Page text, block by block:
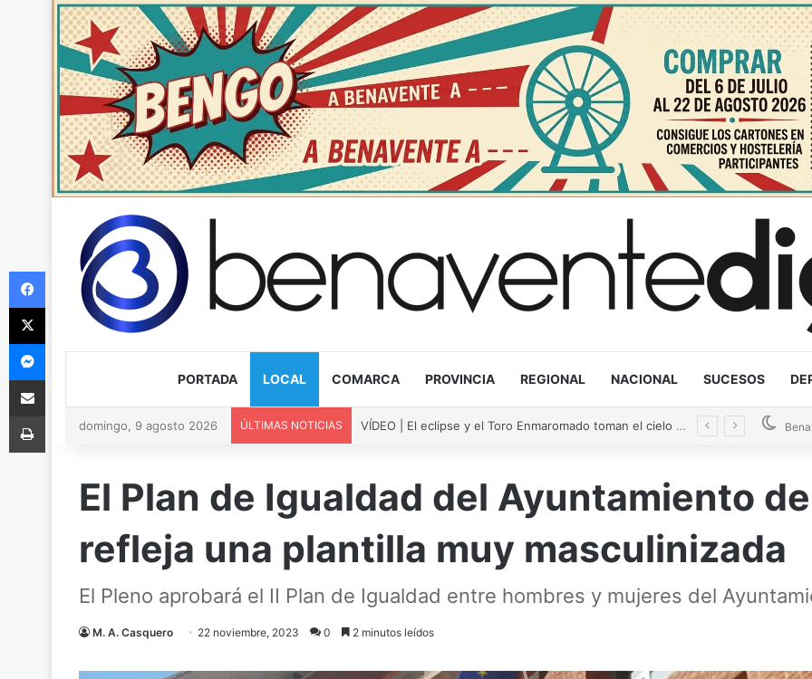
PORTADA LOCAL COMARCA PROVINCIA REGIONAL NACIONAL SUCESOS
domingo, 9 agosto 2026 ÚLTIMAS NOTICIAS Un motorista resulta herido tras chocar con un turismo en la N-630
El Plan de Igualdad del Ayuntamiento
refleja una plantilla muy masculinizada
El Pleno aprobará el II Plan de Igualdad entre hombres y mujeres del
M. A. Casquero 22 noviembre, 2023 0 2 minutos leídos
Facebook
X
Messenger
Compartir via Email